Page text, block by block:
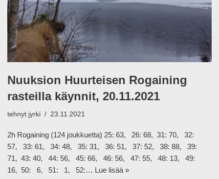
Nuuksion Huurteisen Rogaining
rasteilla käynnit, 20.11.2021
tehnyt jyrki 23.11.2021
2h Rogaining (124 joukkuetta) 25: 63, 26: 68, 31: 70, 32:
57, 33: 61, 34: 48, 35: 31, 36: 51, 37: 52, 38: 88, 39:
71, 43: 40, 44: 56, 45: 66, 46: 56, 47: 55, 48: 13, 49:
16, 50: 6, 51: 1, 52:… Lue lisää »